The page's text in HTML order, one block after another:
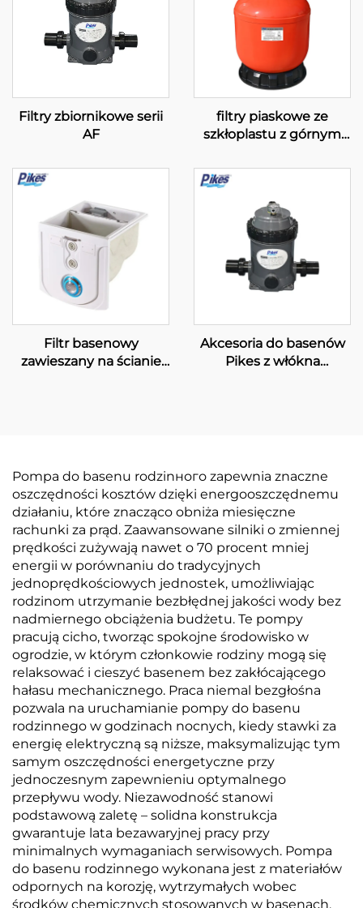
Filtry zbiornikowe serii
AF
filtry piaskowe ze
szkłoplastu z górnym
Filtr basenowy
zawieszany na ścianie
Akcesoria do basenów
Pikes z włókna
model AF50
Pompa do basenu rodzinного zapewnia znaczne
oszczędności kosztów dzięki energooszczędnemu
działaniu, które znacząco obniża miesięczne
rachunki za prąd. Zaawansowane silniki o zmiennej
prędkości zużywają nawet o 70 procent mniej
energii w porównaniu do tradycyjnych
jednoprędkościowych jednostek, umożliwiając
rodzinom utrzymanie bezbłędnej jakości wody bez
nadmiernego obciążenia budżetu. Te pompy
pracują cicho, tworząc spokojne środowisko w
ogrodzie, w którym członkowie rodziny mogą się
relaksować i cieszyć basenem bez zakłócającego
hałasu mechanicznego. Praca niemal bezgłośna
pozwala na uruchamianie pompy do basenu
rodzinnego w godzinach nocnych, kiedy stawki za
energię elektryczną są niższe, maksymalizując tym
samym oszczędności energetyczne przy
jednoczesnym zapewnieniu optymalnego
przepływu wody. Niezawodność stanowi
podstawową zaletę – solidna konstrukcja
gwarantuje lata bezawaryjnej pracy przy
minimalnych wymaganiach serwisowych. Pompa
do basenu rodzinnego wykonana jest z materiałów
odpornych na korozję, wytrzymałych wobec
środków chemicznych stosowanych w basenach,